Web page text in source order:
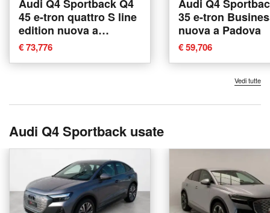
Audi Q4 Sportback Q4
45 e-tron quattro S line
edition nuova a
Conegliano
€ 73,776
Audi Q4
35 e-tron
nuova a Padova
€ 59,706
Vedi tutte
Audi Q4 Sportback usate